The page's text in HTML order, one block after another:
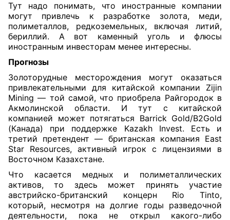
Тут надо понимать, что иностранные компании
могут привлечь к разработке золота, меди,
полиметаллов, редкоземельных, включая литий,
бериллий. А вот каменный уголь и флюсы
иностранным инвесторам менее интересны.
Прогнозы
Золоторудные месторождения могут оказаться
привлекательными для китайской компании Zijin
Mining — той самой, что приобрела Райгородок в
Акмолинской области. И тут с китайской
компанией может потягаться Barrick Gold/B2Gold
(Канада) при поддержке Kazakh Invest. Есть и
третий претендент — британская компания East
Star Resources, активный игрок с лицензиями в
Восточном Казахстане.
Что касается медных и полиметаллических
активов, то здесь может принять участие
австрийско-британский концерн Rio Tinto,
который, несмотря на долгие годы разведочной
деятельности, пока не открыл какого-либо